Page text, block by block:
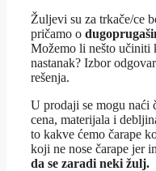
Žuljevi su za trkače/ce
pričamo o
Možemo li nešto učiniti
nastanak? Izbor
rešenja.
U prodaji se mogu naći
cena, materijala i
to kakve ćemo čarape
koji ne nose čarape jer
da se zaradi neki žulj.